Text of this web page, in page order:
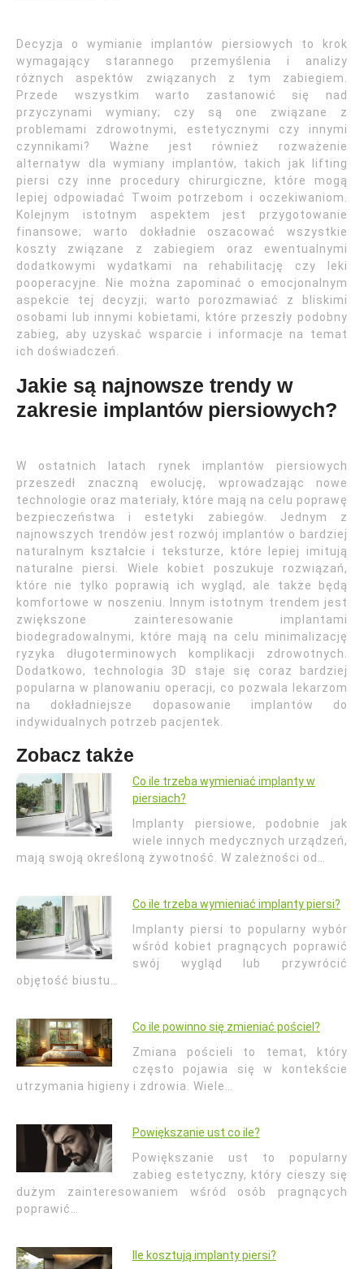
Decyzja o wymianie implantów piersiowych to krok
wymagający starannego przemyślenia i analizy
różnych aspektów związanych z tym zabiegiem.
Przede wszystkim warto zastanowić się nad
przyczynami wymiany; czy są one związane z
problemami zdrowotnymi, estetycznymi czy innymi
czynnikami? Ważne jest również rozważenie
alternatyw dla wymiany implantów, takich jak lifting
piersi czy inne procedury chirurgiczne, które mogą
lepiej odpowiadać Twoim potrzebom i oczekiwaniom.
Kolejnym istotnym aspektem jest przygotowanie
finansowe; warto dokładnie oszacować wszystkie
koszty związane z zabiegiem oraz ewentualnymi
dodatkowymi wydatkami na rehabilitację czy leki
pooperacyjne. Nie można zapominać o emocjonalnym
aspekcie tej decyzji; warto porozmawiać z bliskimi
osobami lub innymi kobietami, które przeszły podobny
zabieg, aby uzyskać wsparcie i informacje na temat
ich doświadczeń.
Jakie są najnowsze trendy w
zakresie implantów piersiowych?
W ostatnich latach rynek implantów piersiowych
przeszedł znaczną ewolucję, wprowadzając nowe
technologie oraz materiały, które mają na celu poprawę
bezpieczeństwa i estetyki zabiegów. Jednym z
najnowszych trendów jest rozwój implantów o bardziej
naturalnym kształcie i teksturze, które lepiej imitują
naturalne piersi. Wiele kobiet poszukuje rozwiązań,
które nie tylko poprawią ich wygląd, ale także będą
komfortowe w noszeniu. Innym istotnym trendem jest
zwiększone zainteresowanie implantami
biodegradowalnymi, które mają na celu minimalizację
ryzyka długoterminowych komplikacji zdrowotnych.
Dodatkowo, technologia 3D staje się coraz bardziej
popularna w planowaniu operacji, co pozwala lekarzom
na dokładniejsze dopasowanie implantów do
indywidualnych potrzeb pacjentek.
Zobacz także
Co ile trzeba wymieniać implanty w
piersiach?
Implanty piersiowe, podobnie jak
wiele innych medycznych urządzeń,
mają swoją określoną żywotność. W zależności od…
Co ile trzeba wymieniać implanty piersi?
Implanty piersi to popularny wybór
wśród kobiet pragnących poprawić
swój wygląd lub przywrócić
objętość biustu…
Co ile powinno się zmieniać pościel?
Zmiana pościeli to temat, który
często pojawia się w kontekście
utrzymania higieny i zdrowia. Wiele…
Powiększanie ust co ile?
Powiększanie ust to popularny
zabieg estetyczny, który cieszy się
dużym zainteresowaniem wśród osób pragnących
poprawić…
Ile kosztują implanty piersi?